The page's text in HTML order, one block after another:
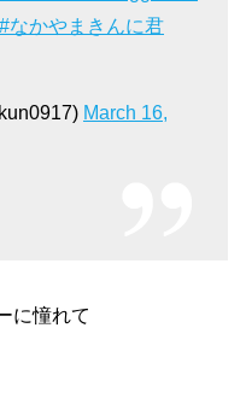
#なかやまきんに君
March 16,
に憧れて